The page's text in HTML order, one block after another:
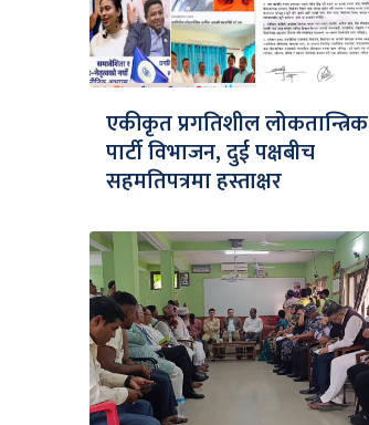
एकीकृत प्रगतिशील लोकतान्त्रिक
पार्टी विभाजन, दुई पक्षबीच
सहमतिपत्रमा हस्ताक्षर